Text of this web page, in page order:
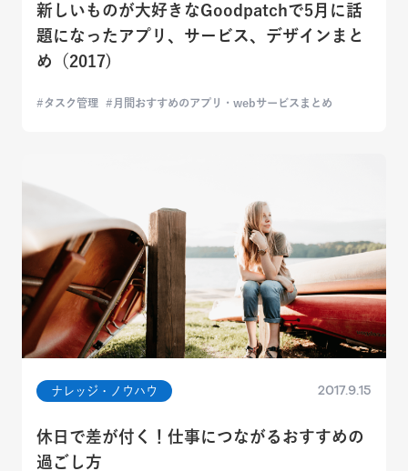
新しいものが大好きなGoodpatchで5月に話
題になったアプリ、サービス、デザインまと
め（2017)
タスク管理 月間おすすめのアプリ・webサービスまとめ
ナレッジ・ノウハウ 2017.9.15
休日で差が付く！仕事につながるおすすめの
過ごし方